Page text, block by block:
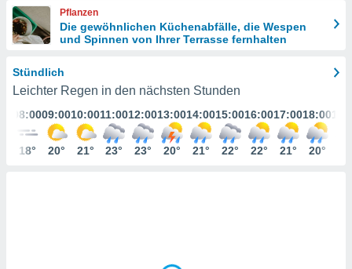
basiert,
zu
Ihnen
stellen.
AKZEPTIEREN
FORTFAHREN
EINSTELLUNGEN
Pflanzen
Die gewöhnlichen Küchenabfälle, die Wespen
und Spinnen von Ihrer Terrasse fernhalten
Stündlich
Leichter Regen in den nächsten Stunden
08:00
18°
09:00
20°
10:00
21°
11:00
23°
12:00
23°
13:00
20°
14:00
21°
15:00
22°
16:00
22°
17:00
21°
18:00
20°